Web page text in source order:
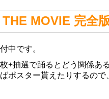
MOVIE 完全
中です。
+抽選で踊るとどう関係あ
ポスター貰えたりするので